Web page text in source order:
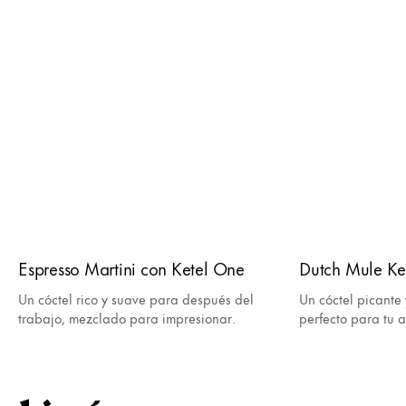
Espresso Martini con Ketel One
Un cóctel rico y suave para después del
trabajo, mezclado para impresionar.
Dutch Mule
Un cóctel
perfecto para tu